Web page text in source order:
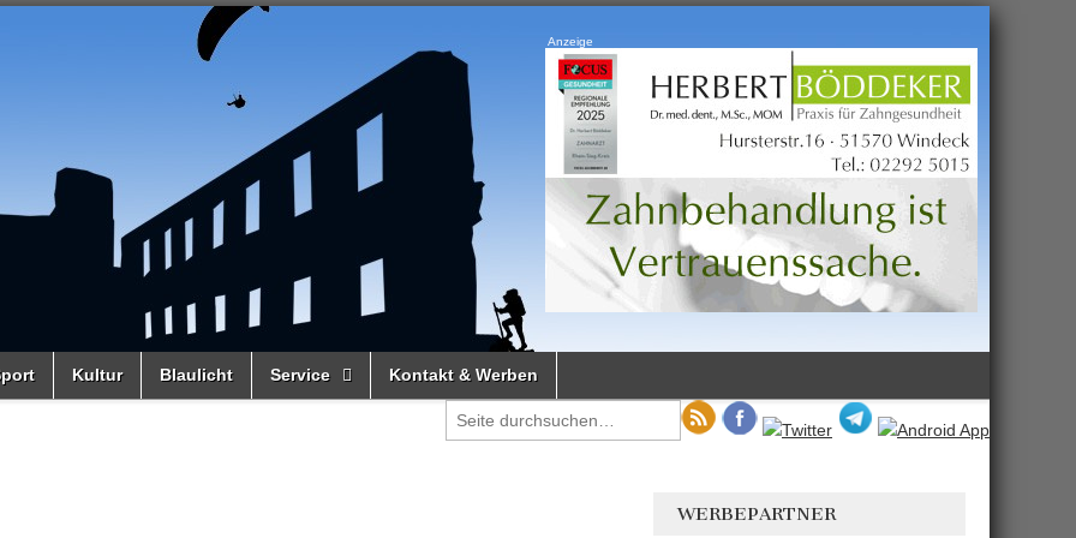
Anzeige
Kultur Blaulicht Service Kontakt & Werben
WERBEPARTNER